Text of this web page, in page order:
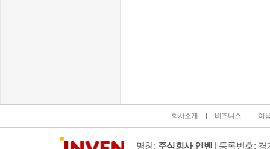
회사소개 비즈니스 이
명칭: 주식회사 인벤 | 등록번호: 경